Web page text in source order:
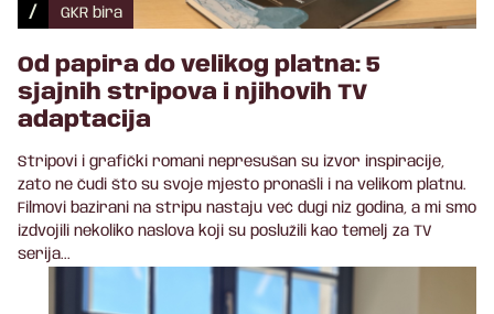
/ GKR bira
Od papira do velikog platna: 5
sjajnih stripova i njihovih TV
adaptacija
Stripovi i grafički romani nepresušan su izvor inspiracije,
zato ne čudi što su svoje mjesto pronašli i na velikom platnu.
Filmovi bazirani na stripu nastaju već dugi niz godina, a mi smo
izdvojili nekoliko naslova koji su poslužili kao temelj za TV
serija...